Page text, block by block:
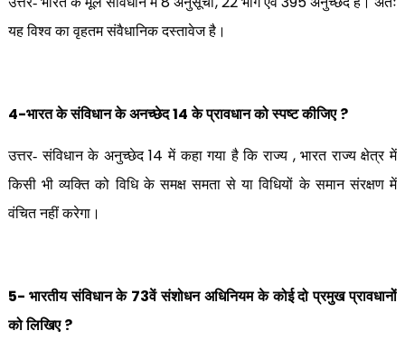
यह विश्व का वृहतम संवैधानिक दस्तावेज है।
4-भारत के संविधान के अनच्छेद14 के प्रावधान को स्पष्ट कीजिए ?
उत्तर- संविधान के अनुच्छेद14 में कहा गया है कि राज्य ,भारत राज्य क्षेत्र में
किसी भी व्यक्ति को विधि के समक्ष समता से या विधियों के समान संरक्षण में
वंचित नहीं करेगा।
5- भारतीय संविधान के 73वें संशोधन अधिनियम के कोई दो प्रमुख प्रावधानों
को लिखिए ?